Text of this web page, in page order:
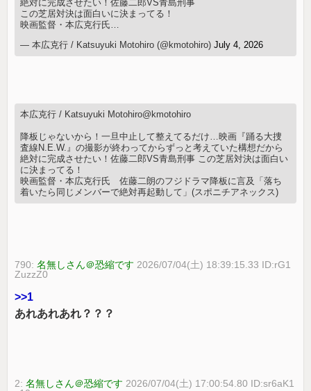
絶対に完成させたい！佐藤二郎VS青島刑事
この芝居対決は面白いに決まってる！
映画監督・本広克行氏…
— 本広克行 / Katsuyuki Motohiro (@kmotohiro)July 4, 2026
本広克行 / Katsuyuki Motohiro@kmotohiro
降板じゃないから！一旦中止して整えてるだけ…映画『踊る大捜
査線N.E.W.』の撮影が終わってからずっと考えていた構想だから
絶対に完成させたい！佐藤二郎VS青島刑事 この芝居対決は面白い
に決まってる！
映画監督・本広克行氏 佐藤二朗のフジドラマ降板に言及「落ち
着いたら同じメンバーで絶対再起動して」(スポニチアネックス)
790:名無しさん＠恐縮です 2026/07/04(土) 18:39:15.33 ID:rG1
ZuzzZ0
>>1
あれあれあれ？？？
2:名無しさん＠恐縮です 2026/07/04(土) 17:00:54.80 ID:sr6aK1